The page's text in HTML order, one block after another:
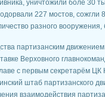
уничтожили боле 30
227 мостов, со­жгли
разного
партизанским
Верховного
с первым секретарём ЦК
штаб партизанского
взаимодействия